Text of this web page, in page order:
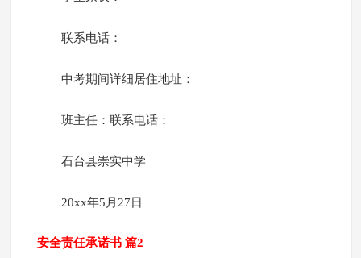
联系电话：
中考期间详细居住地址：
班主任：联系电话：
石台县崇实中学
20xx年5月27日
安全责任承诺书 篇2